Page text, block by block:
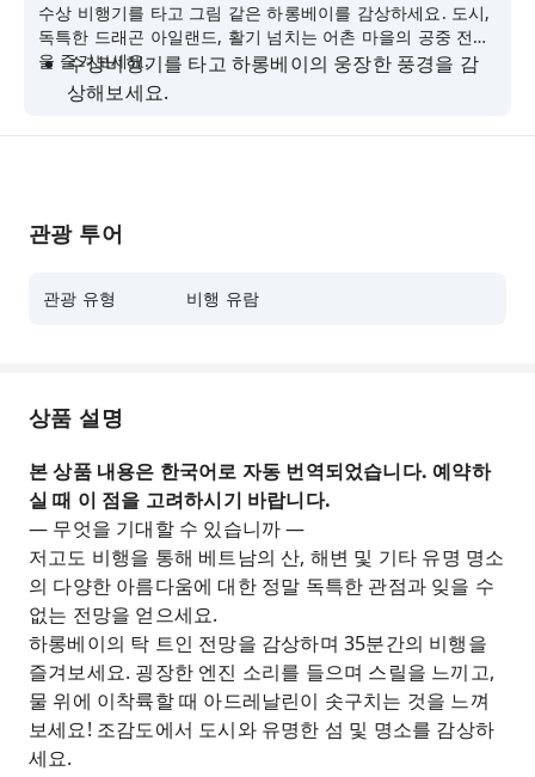
수상 비행기를 타고 그림 같은 하롱베이를 감상하세요. 도시,
독특한 드래곤 아일랜드, 활기 넘치는 어촌 마을의 공중 전망
을 즐겨보세요.
수상비행기를 타고 하롱베이의 웅장한 풍경을 감
상해보세요.
에메랄드 바다에서 솟아오른 수천 개의 석회암 섬
빛 바다가 있는 드래곤 아이 섬의 거부할 수 없는
관광 투어
관광 유형 비행 유람
상품 설명
본 상품 내용은 한국어로 자동 번역되었습니다. 예약하
실 때 이 점을 고려하시기 바랍니다.
— 무엇을 기대할 수 있습니까 —
저고도 비행을 통해 베트남의 산, 해변 및 기타 유명 명소
의 다양한 아름다움에 대한 정말 독특한 관점과 잊을 수
없는 전망을 얻으세요.
하롱베이의 탁 트인 전망을 감상하며 35분간의 비행을
즐겨보세요. 굉장한 엔진 소리를 들으며 스릴을 느끼고,
물 위에 이착륙할 때 아드레날린이 솟구치는 것을 느껴
보세요! 조감도에서 도시와 유명한 섬 및 명소를 감상하
세요.